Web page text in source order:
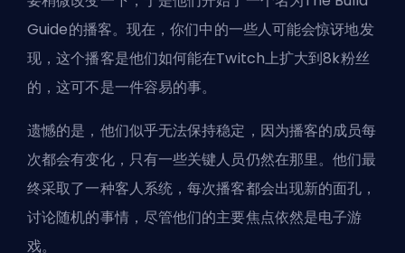
Guide的播客。现在，你们中的一些人可能会惊讶地发
现，这个播客是他们如何能在Twitch上扩大到8k粉丝
的，这可不是一件容易的事。
遗憾的是，他们似乎无法保持稳定，因为播客的成员每
次都会有变化，只有一些关键人员仍然在那里。他们最
终采取了一种客人系统，每次播客都会出现新的面孔，
讨论随机的事情，尽管他们的主要焦点依然是电子游
戏。